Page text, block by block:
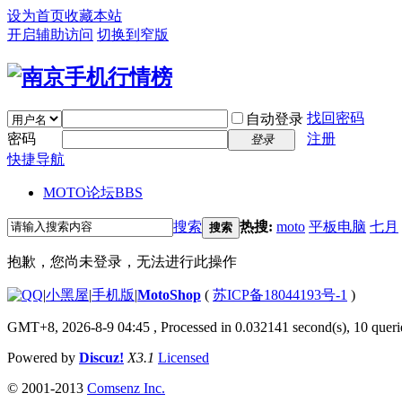
设为首页收藏本站
开启辅助访问 切换到窄版
自动登录 找回密码
密码
登录
注册
快捷导航
MOTO论坛BBS
搜索 搜索 热搜: moto 平板电脑 七月
抱歉，您尚未登录，无法进行此操作
|小黑屋|手机版|MotoShop ( 苏ICP备18044193号-1 )
GMT+8, 2026-8-9 04:45 , Processed in 0.032141 second(s), 10
Powered by Discuz! X3.1 Licensed
© 2001-2013 Comsenz Inc.